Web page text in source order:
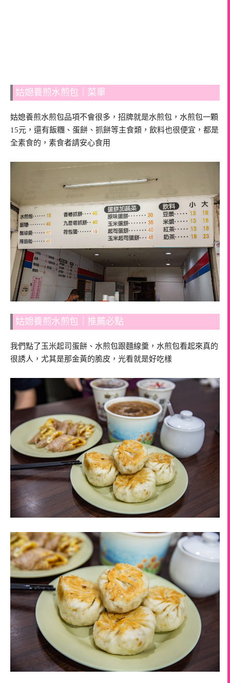
姑媳養煎水煎包｜菜單
姑媳養煎水煎包品項不會很多，招牌就是水煎包，水煎包一顆
15元，還有飯糰、蛋餅、抓餅等主食類，飲料也很便宜，都是
全素食的，素食者請安心食用
姑媳養煎水煎包｜推薦必點
我們點了玉米起司蛋餅、水煎包跟麵線羹，水煎包看起來真的
很誘人，尤其是那金黃的脆皮，光看就是好吃樣